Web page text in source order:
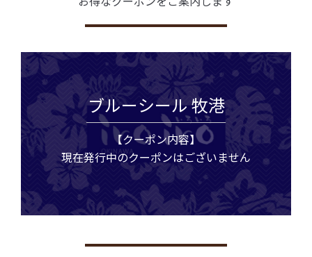
ブルーシール 牧港
【クーポン内容】
現在発行中のクーポンはございません